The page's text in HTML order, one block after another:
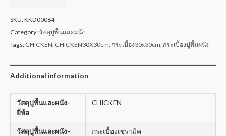
SKU:KKD00064
Category:วัสดุปูพื้นและผนัง
Tags: CHICKEN CHICKEN30X30cm กระเบื้อง30x30cm กระเบื้องปูพื้นผนัง
Additional information
วัสดุปูพื้นและผนัง-
ยี่ห้อ
CHICKEN
วัสดุปูพื้นและผนัง-
กระเบื้องเซรามิค